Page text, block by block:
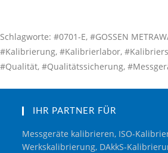
Schlagworte: #0701-E, #GOSSEN
#Kalibrierung, #Kalibrierlabor,
#Qualität, #Qualitätssicherung,
IHR PARTNER FÜR
Messgeräte kalibrieren, ISO-
Werkskalibrierung, DAkkS-